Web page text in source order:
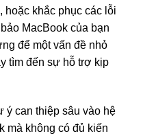
hoặc khắc phục các lỗi
MacBook của bạn
để một vấn đề nhỏ
tìm đến sự hỗ trợ kịp
ý can thiệp sâu vào hệ
mà không có đủ kiến